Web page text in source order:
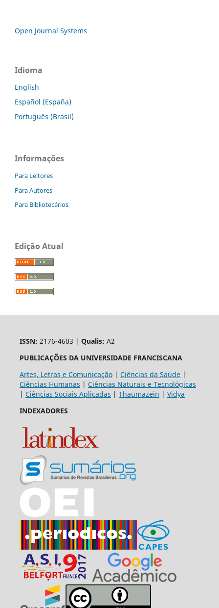
Open Journal Systems
Idioma
English
Español (España)
Português (Brasil)
Informações
Para Leitores
Para Autores
Para Bibliotecários
Edição Atual
ISSN: 2176-4603 | Qualis: A2
PUBLICAÇÕES DA UNIVERSIDADE FRANCISCANA
Artes, Letras e Comunicação| Ciências da Saúde|
Ciências Humanas | Ciências Naturais e Tecnológicas
| Ciências Sociais Aplicadas | Thaumazein | Vidya
INDEXADORES